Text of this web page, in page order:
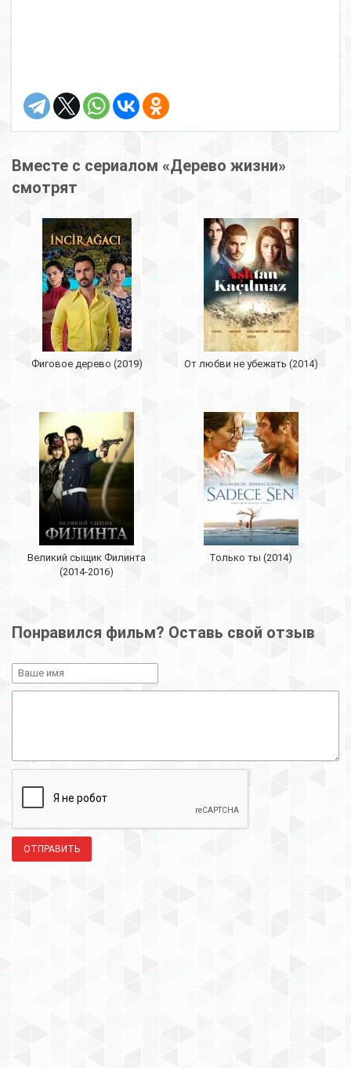
Вместе с сериалом «Дерево жизни»
смотрят
Фиговое дерево (2019) От любви не убежать (2014)
Великий сыщик Филинта
(2014-2016)
Только ты (2014)
Понравился фильм? Оставь свой отзыв
ОТПРАВИТЬ